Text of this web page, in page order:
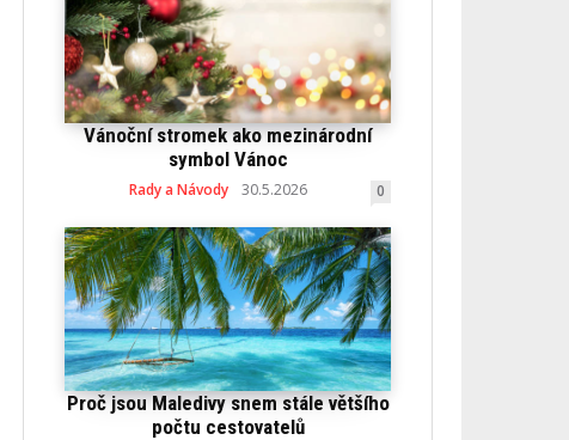
Vánoční stromek ako mezinárodní
symbol Vánoc
Rady a Návody 30.5.2026 0
Proč jsou Maledivy snem stále většího
počtu cestovatelů